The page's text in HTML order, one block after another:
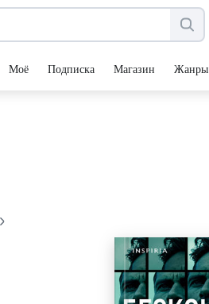
Моё Подписка Магазин Жанры